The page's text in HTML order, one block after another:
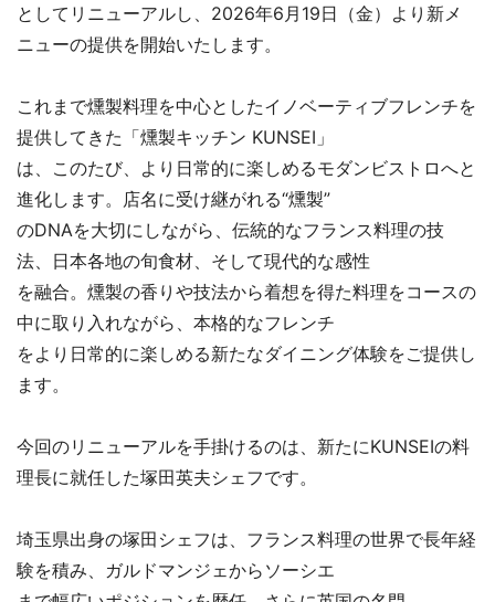
としてリニューアルし、2026年6月19日（金）より新メ
ニューの提供を開始いたします。
これまで燻製料理を中心としたイノベーティブフレンチを
提供してきた「燻製キッチン KUNSEI」
は、このたび、より日常的に楽しめるモダンビストロへと
進化します。店名に受け継がれる“燻製”
のDNAを大切にしながら、伝統的なフランス料理の技
法、日本各地の旬食材、そして現代的な感性
を融合。燻製の香りや技法から着想を得た料理をコースの
中に取り入れながら、本格的なフレンチ
をより日常的に楽しめる新たなダイニング体験をご提供し
ます。
今回のリニューアルを手掛けるのは、新たにKUNSEIの料
理長に就任した塚田英夫シェフです。
埼玉県出身の塚田シェフは、フランス料理の世界で長年経
験を積み、ガルドマンジェからソーシエ